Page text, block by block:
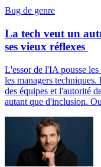
Bug de genre
La tech veut un
ses vieux réflexes
L'essor de l'IA pousse les
les managers
des équipes et l'autorité
autant que d'inclusion.